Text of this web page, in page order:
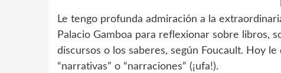
Le tengo profunda admiración a la
Palacio Gamboa para reflexionar sobre libros,
discursos o los saberes, según Foucault. Hoy
“narrativas” o “narraciones” (¡ufa!).